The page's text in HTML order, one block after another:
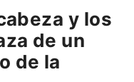
y los
de un
de la